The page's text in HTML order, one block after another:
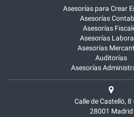
Asesorías para Crear
Asesorías
Asesorías
Asesorías
Asesorías
Auditorías
Asesorías
Calle de Castelló, 8
28001 Madrid